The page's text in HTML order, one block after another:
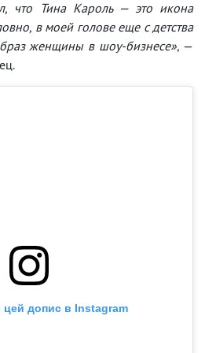
что Тина Кароль — это икона
в моей голове еще с детства
женщины в шоу-бизнесе», —
цей допис в Instagram